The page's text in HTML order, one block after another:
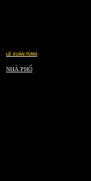
LÊ XUÂN TÙNG
NHÀ PHỐ